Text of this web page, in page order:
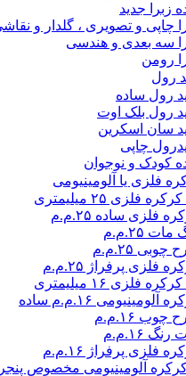
زبرا جدید
چاپی و تصویری ، گلدار و نقاشی
سه بعدی و هندسی
رومن
رول
رول ساده
رول بلک اوت
سان اسکرین
چاپی
کودک و نوجوان
فلزی یا آلومینیومی
فلزی ۲۵ میلیمتری
فلزی ساده ۲۵.م.م
۲۵.م.م
۲۵.م.م
فلزی پرفراژ ۲۵.م.م
فلزی ۱۶ میلیمتری
آلومینیومی ۱۶.م.م ساده
۱۶.م.م
۱۶.م.م
فلزی پرفراژ ۱۶.م.م
آلومینیومی مخصوص پنجره